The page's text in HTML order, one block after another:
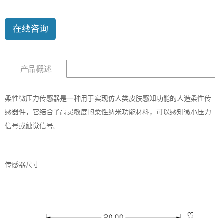
在线咨询
产品概述
柔性微压力传感器是一种用于实现仿人类皮肤感知功能的人造柔性传
感器件，它结合了高灵敏度的柔性纳米功能材料，可以感知微小压力
信号或触觉信号。
传感器尺寸